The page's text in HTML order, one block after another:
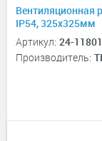
Вентиляционная
IP54, 325х325мм
Артикул: 24-
Производитель: